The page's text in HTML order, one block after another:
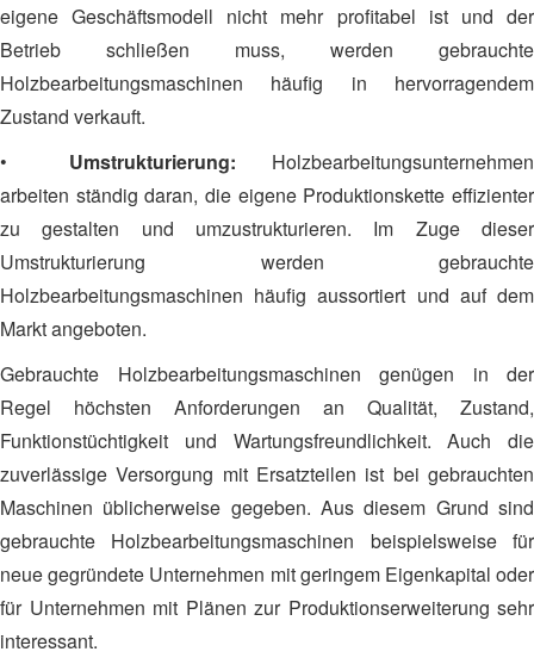
eigene Geschäftsmodell nicht mehr profitabel ist und der
Betrieb schließen muss, werden gebrauchte
Holzbearbeitungsmaschinen häufig in hervorragendem
Zustand verkauft.
•
Umstrukturierung: Holzbearbeitungsunternehmen
arbeiten ständig daran, die eigene Produktionskette effizienter
zu gestalten und umzustrukturieren. Im Zuge dieser
Umstrukturierung werden gebrauchte
Holzbearbeitungsmaschinen häufig aussortiert und auf dem
Markt angeboten.
Gebrauchte Holzbearbeitungsmaschinen genügen in der
Regel höchsten Anforderungen an Qualität, Zustand,
Funktionstüchtigkeit und Wartungsfreundlichkeit. Auch die
zuverlässige Versorgung mit Ersatzteilen ist bei gebrauchten
Maschinen üblicherweise gegeben. Aus diesem Grund sind
gebrauchte Holzbearbeitungsmaschinen beispielsweise für
neue gegründete Unternehmen mit geringem Eigenkapital oder
für Unternehmen mit Plänen zur Produktionserweiterung sehr
interessant.